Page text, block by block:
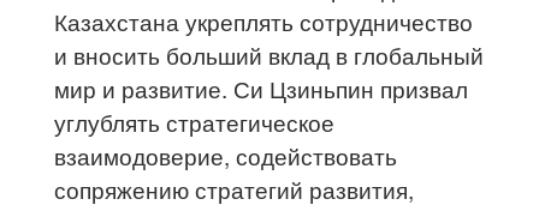
Казахстана укреплять сотрудничество
и вносить больший вклад в глобальный
мир и развитие. Си Цзиньпин призвал
углублять стратегическое
взаимодоверие, содействовать
сопряжению стратегий развития,